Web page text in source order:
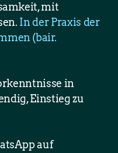
mit
In der Praxis der
(bair.
in
Einstieg zu
auf